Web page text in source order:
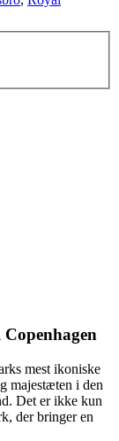
mest ikoniske
majestæten i den
Det er ikke kun
der bringer en